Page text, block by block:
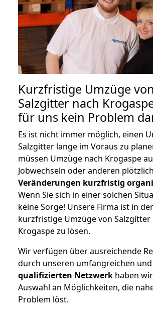
Kurzfristige Umzüge von
Salzgitter nach
für uns kein Problem
Es ist nicht immer möglich, einen
Salzgitter lange im Voraus zu
müssen Umzüge nach Krogaspe
Jobwechseln oder anderen
Veränderungen kurzfristig
Wenn Sie sich in einer solchen
keine Sorge! Unsere Firma ist in
kurzfristige Umzüge von Salzgitter
Krogaspe zu lösen.
Wir verfügen über ausreichende
durch unseren umfangreichen und
qualifizierten Netzwerk haben
Auswahl an Möglichkeiten, die
Problem löst.